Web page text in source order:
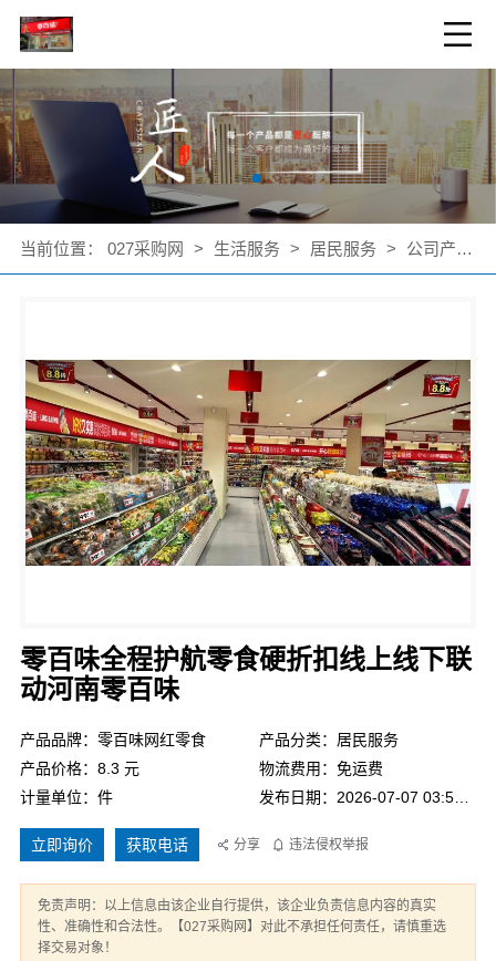
当前位置： 027采购网 > 生活服务 > 居民服务 > 公司产品
零百味全程护航零食硬折扣线上线下联
动河南零百味
产品品牌：零百味网红零食
产品分类：居民服务
产品价格：8.3 元
物流费用：免运费
计量单位：件
立即询价 获取电话 分享 违法侵权举报
免责声明：以上信息由该企业自行提供，该企业负责信息内容的真实
性、准确性和合法性。【027采购网】对此不承担任何责任，请慎重选
择交易对象！